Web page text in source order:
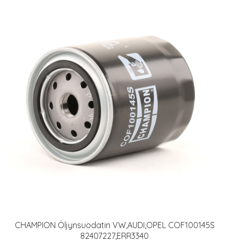
CHAMPION Öljynsuodatin VW,AUDI,OPEL COF100145S
82407227,ERR3340